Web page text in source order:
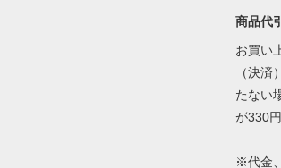
商品代
お買い
（決
たない
が330
※代金